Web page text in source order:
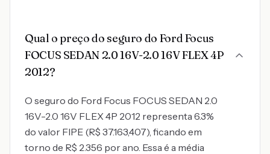
Qual o preço do seguro do Ford Focus
FOCUS SEDAN 2.0 16V-2.0 16V FLEX 4P
2012?
O seguro do Ford Focus FOCUS SEDAN 2.0
16V-2.0 16V FLEX 4P 2012 representa 6.3%
do valor FIPE (R$ 37.163,407), ficando em
torno de R$ 2.356 por ano. Essa é a média